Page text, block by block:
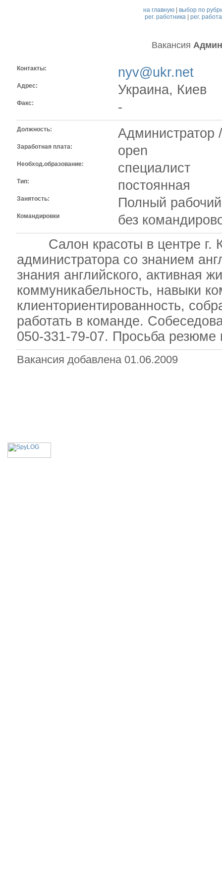
на главную |выбор по
рег. работника| рег.
Вакансия
Контакты: nyv@ukr.net
Адрес: Украина, Киев
Факс: -
Должность:
Заработная плата: open
Необход.образование: специалист
Тип: постоянная
Занятость: Полный
Командировки
без
Салон красоты в центре г.
администратора со знанием
знания английского, активная
коммуникабельность, навыки
клиенториентированность,
работать в команде.
050-331-79-07. Просьба резюме
Вакансия добавлена 01.06.2009